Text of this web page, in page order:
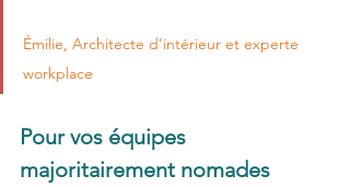
Émilie, Architecte d’intérieur et experte
workplace
Pour vos équipes
majoritairement nomades